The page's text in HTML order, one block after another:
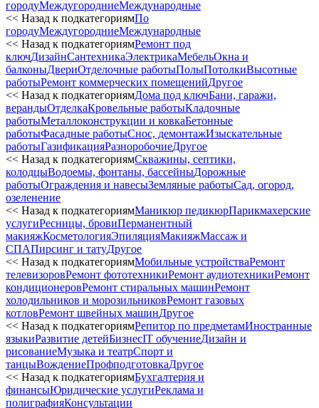
городуМеждугородниеМеждународные
<< Назад к подкатегориямПо
городуМеждугородниеМеждународные
<< Назад к подкатегориямРемонт под
ключДизайнСантехникаЭлектрикаМебельОкна и
балконыДвериОтделочные работыПолыПотолкиВысотные
работыРемонт коммерческих помещенийДругое
<< Назад к подкатегориямДома под ключБани, гаражи,
верандыОтделкаКровельные работыКладочные
работыМеталлоконструкции и ковкаБетонные
работыФасадные работыСнос, демонтажИзыскательные
работыГазификацияРазноробочиеДругое
<< Назад к подкатегориямСкважины, септики,
колодцыВодоемы, фонтаны, бассейныДорожные
работыОграждения и навесыЗемляные работыСад, огород,
озеленение
<< Назад к подкатегориямМаникюр педикюрПарикмахерские
услугиРесницы, бровиПерманентный
макияжКосметологияЭпиляцияМакияжМассаж и
СПАПирсинг и татуДругое
<< Назад к подкатегориямМобильные устройстваРемонт
телевизоровРемонт фототехникиРемонт аудиотехникиРемонт
кондиционеровРемонт стиральных машинРемонт
холодильников и морозильниковРемонт газовых
котловРемонт швейных машинДругое
<< Назад к подкатегориямРепитор по предметамИностранные
языкиРазвитие детейБизнесIT обучениеДизайн и
рисованиеМузыка и театрСпорт и
танцыВождениеПрофподготовкаДругое
<< Назад к подкатегориямБухгалтерия и
финансыЮридические услугиРеклама и
полиграфияКонсультации